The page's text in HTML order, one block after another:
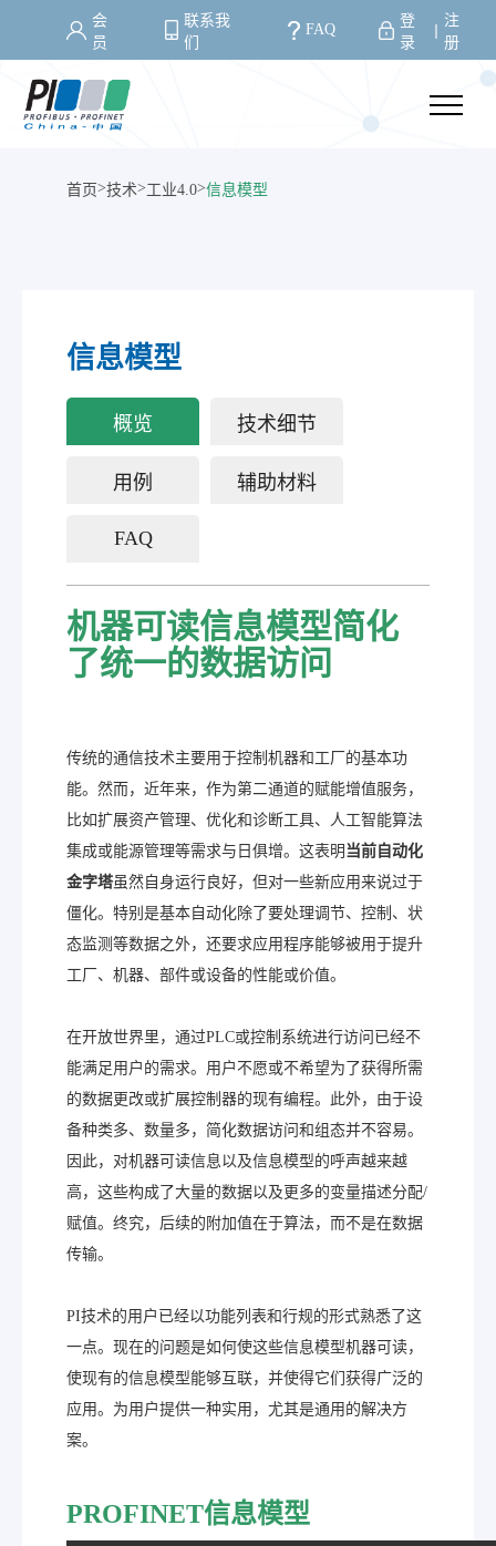
会
员
联系我
们
FAQ
登
录
注
册
首页>技术>工业4.0>信息模型
信息模型
概览 技术细节
用例 辅助材料
FAQ
机器可读信息模型简化
了统一的数据访问
传统的通信技术主要用于控制机器和工厂的基本功
能。然而，近年来，作为第二通道的赋能增值服务，
比如扩展资产管理、优化和诊断工具、人工智能算法
集成或能源管理等需求与日俱增。这表明 当前自动化
金字塔虽然自身运行良好，但对一些新应用来说过于
僵化。特别是基本自动化除了要处理调节、控制、状
态监测等数据之外，还要求应用程序能够被用于提升
工厂、机器、部件或设备的性能或价值。
在开放世界里，通过PLC或控制系统进行访问已经不
能满足用户的需求。用户不愿或不希望为了获得所需
的数据更改或扩展控制器的现有编程。此外，由于设
备种类多、数量多，简化数据访问和组态并不容易。
因此，对机器可读信息以及信息模型的呼声越来越
高，这些构成了大量的数据以及更多的变量描述分配/
赋值。终究，后续的附加值在于算法，而不是在数据
传输。
PI技术的用户已经以功能列表和行规的形式熟悉了这
一点。现在的问题是如何使这些信息模型机器可读，
使现有的信息模型能够互联，并使得它们获得广泛的
应用。为用户提供一种实用，尤其是通用的解决方
案。
PROFINET信息模型